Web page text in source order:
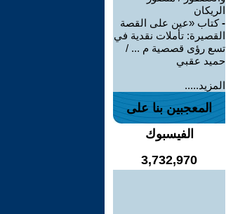
الريكان
-كتاب «عين على القصة
القصيرة: تأملات نقدية في
تسع رؤى قصصية م ... /
حميد عقبي
المزيد.....
المعجبين بنا على
الفيسبوك
3,732,970